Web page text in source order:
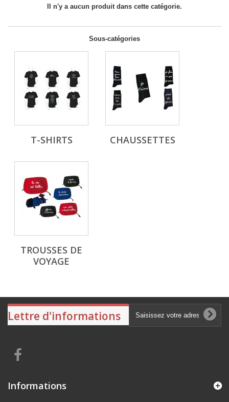
Il n'y a aucun produit dans cette catégorie.
Sous-catégories
T-SHIRTS CHAUSSETTES
TROUSSES DE
VOYAGE
Lettre d'informations
Informations